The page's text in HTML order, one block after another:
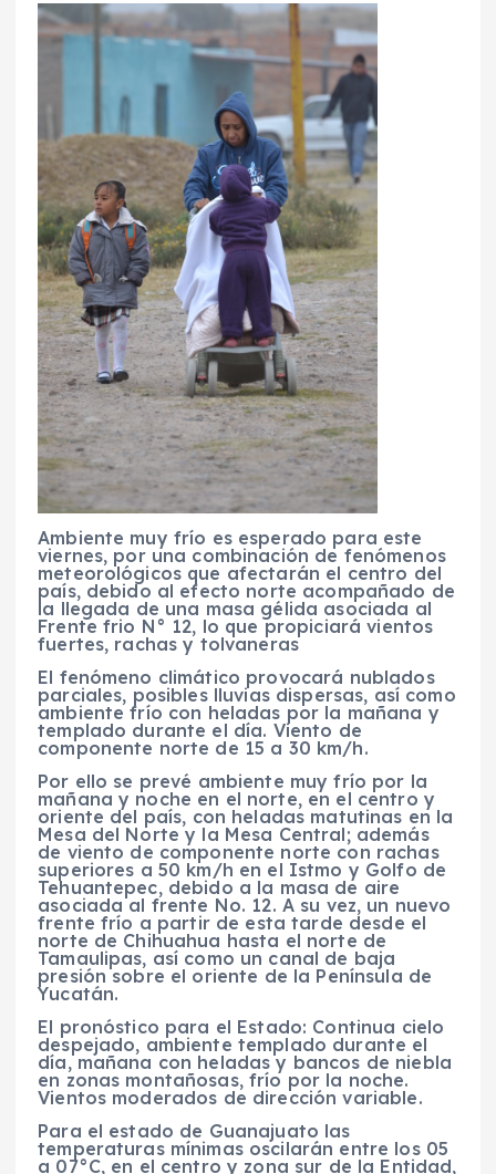
Ambiente muy frío es esperado para este
viernes, por una combinación de fenómenos
meteorológicos que afectarán el centro del
país, debido al efecto norte acompañado de
la llegada de una masa gélida asociada al
Frente frio N° 12, lo que propiciará vientos
fuertes, rachas y tolvaneras
El fenómeno climático provocará nublados
parciales, posibles lluvias dispersas, así como
ambiente frío con heladas por la mañana y
templado durante el día. Viento de
componente norte de 15 a 30 km/h.
Por ello se prevé ambiente muy frío por la
mañana y noche en el norte, en el centro y
oriente del país, con heladas matutinas en la
Mesa del Norte y la Mesa Central; además
de viento de componente norte con rachas
superiores a 50 km/h en el Istmo y Golfo de
Tehuantepec, debido a la masa de aire
asociada al frente No. 12. A su vez, un nuevo
frente frío a partir de esta tarde desde el
norte de Chihuahua hasta el norte de
Tamaulipas, así como un canal de baja
presión sobre el oriente de la Península de
Yucatán.
El pronóstico para el Estado: Continua cielo
despejado, ambiente templado durante el
día, mañana con heladas y bancos de niebla
en zonas montañosas, frío por la noche.
Vientos moderados de dirección variable.
Para el estado de Guanajuato las
temperaturas mínimas oscilarán entre los 05
a 07°C, en el centro y zona sur de la Entidad,